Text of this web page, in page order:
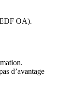
OA).
d’avantage